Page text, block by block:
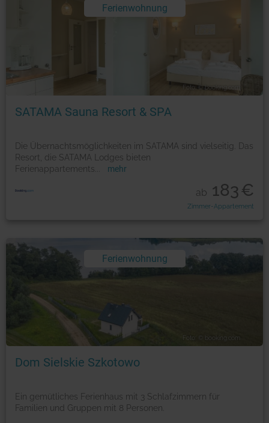
Ferienwohnung
Foto: © booking.com
SATAMA Sauna Resort & SPA
Die Übernachtsmöglichkeiten im SATAMA sind vielseitig. Das
Resort, die SATAMA Lodges bieten
Ferienappartements
mehr
ab 183€
Zimmer-Appartement
Ferienwohnung
Foto: © booking.com
Dom Sielskie Szkotowo
Ein gemütliches Ferienhaus mit 3 Schlafzimmern für
Familien und Gruppen mit 8 Personen.